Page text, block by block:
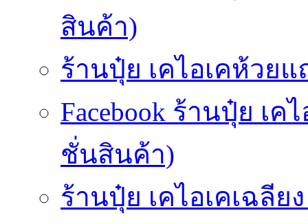
สินค้า)
ร้านปุ๋ย เคไอเคห้วย
Facebook ร้านปุ๋ย เ
ชั่นสินค้า)
ร้านปุ๋ย เคไอเคเฉลี